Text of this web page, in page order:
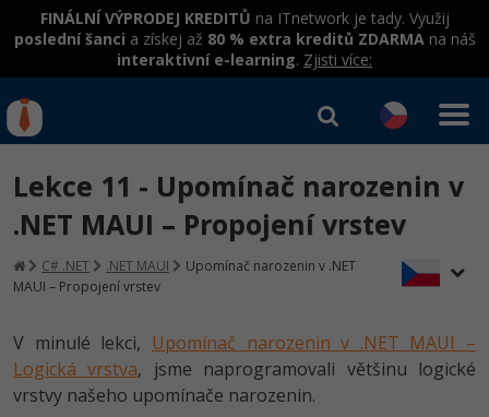
FINÁLNÍ VÝPRODEJ KREDITŮ na ITnetwork je tady. Využij
poslední šanci a získej až 80 % extra kreditů ZDARMAna náš
interaktivní e-learning. Zjisti více:
Rekvalifikace a kurzy
hrazené úřadem práce
Workshopy zdarma
Datová analýza v praxi
Školení
Základy programování
Školení dle technologií
Kurzy IT profesí
Junior programátor
Programátor WWW aplikací
Senior programátor
Jak začít?
Java -80%
Přihlásit se | Registrovat
Lekce 11 - Upomínač narozenin v
.NET MAUI – Propojení vrstev
C# .NET .NET MAUI
Upomínač narozenin v .NET
MAUI – Propojení vrstev
V minulé lekci, Upomínač narozenin v .NET MAUI –
Logická vrstva, jsme naprogramovali většinu logické
vrstvy našeho upomínače narozenin.